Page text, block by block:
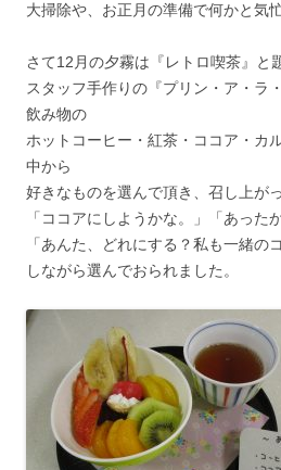
大掃除や、お正月の準備で何かと気
さて12月の夕霧は『レトロ喫茶』と
スタッフ手作りの『プリン・ア・ラ
飲み物の
ホットコーヒー・紅茶・ココア・カ
中から
好きなものを選んで頂き、召し上が
「ココアにしようかな。」「あった
「あんた、どれにする？私も一緒の
しながら選んでおられました。